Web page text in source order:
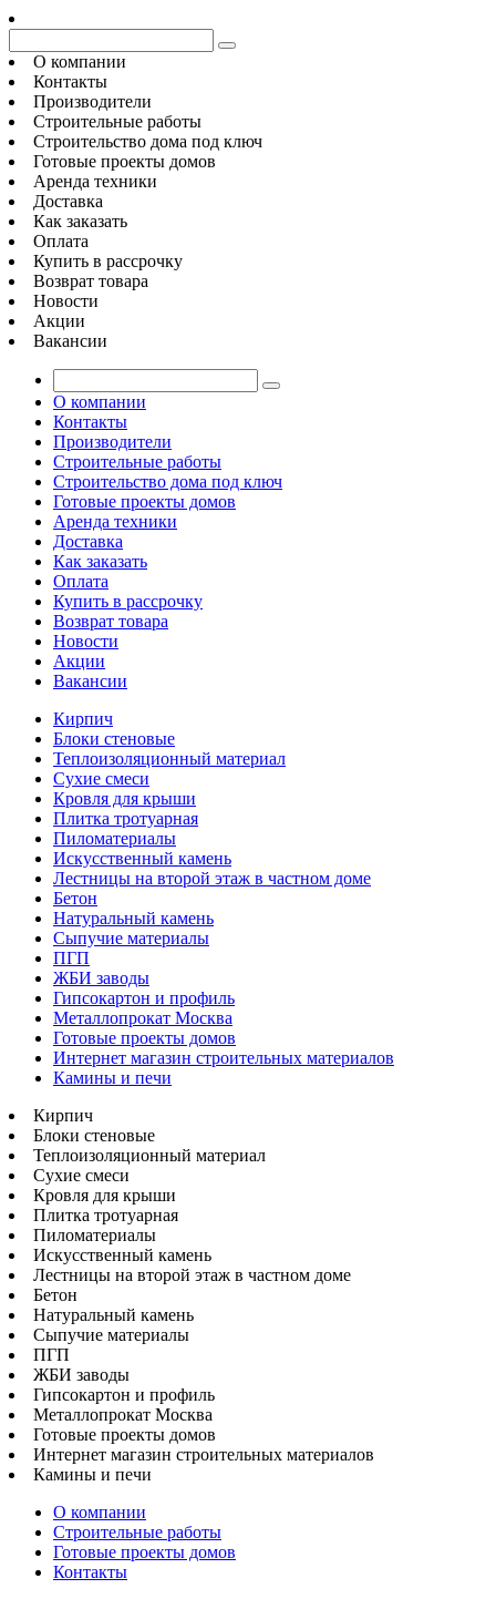
О компании
Контакты
Производители
Строительные работы
Строительство дома под ключ
Готовые проекты домов
Аренда техники
Доставка
Как заказать
Оплата
Купить в рассрочку
Возврат товара
Новости
Акции
Вакансии
О компании
Контакты
Производители
Строительные работы
Строительство дома под ключ
Готовые проекты домов
Аренда техники
Доставка
Как заказать
Оплата
Купить в рассрочку
Возврат товара
Новости
Акции
Вакансии
Кирпич
Блоки стеновые
Теплоизоляционный материал
Сухие смеси
Кровля для крыши
Плитка тротуарная
Пиломатериалы
Искусственный камень
Лестницы на второй этаж в частном доме
Бетон
Натуральный камень
Сыпучие материалы
ПГП
ЖБИ заводы
Гипсокартон и профиль
Металлопрокат Москва
Готовые проекты домов
Интернет магазин строительных материалов
Камины и печи
Кирпич
Блоки стеновые
Теплоизоляционный материал
Сухие смеси
Кровля для крыши
Плитка тротуарная
Пиломатериалы
Искусственный камень
Лестницы на второй этаж в частном доме
Бетон
Натуральный камень
Сыпучие материалы
ПГП
ЖБИ заводы
Гипсокартон и профиль
Металлопрокат Москва
Готовые проекты домов
Интернет магазин строительных материалов
Камины и печи
О компании
Строительные работы
Готовые проекты домов
Контакты